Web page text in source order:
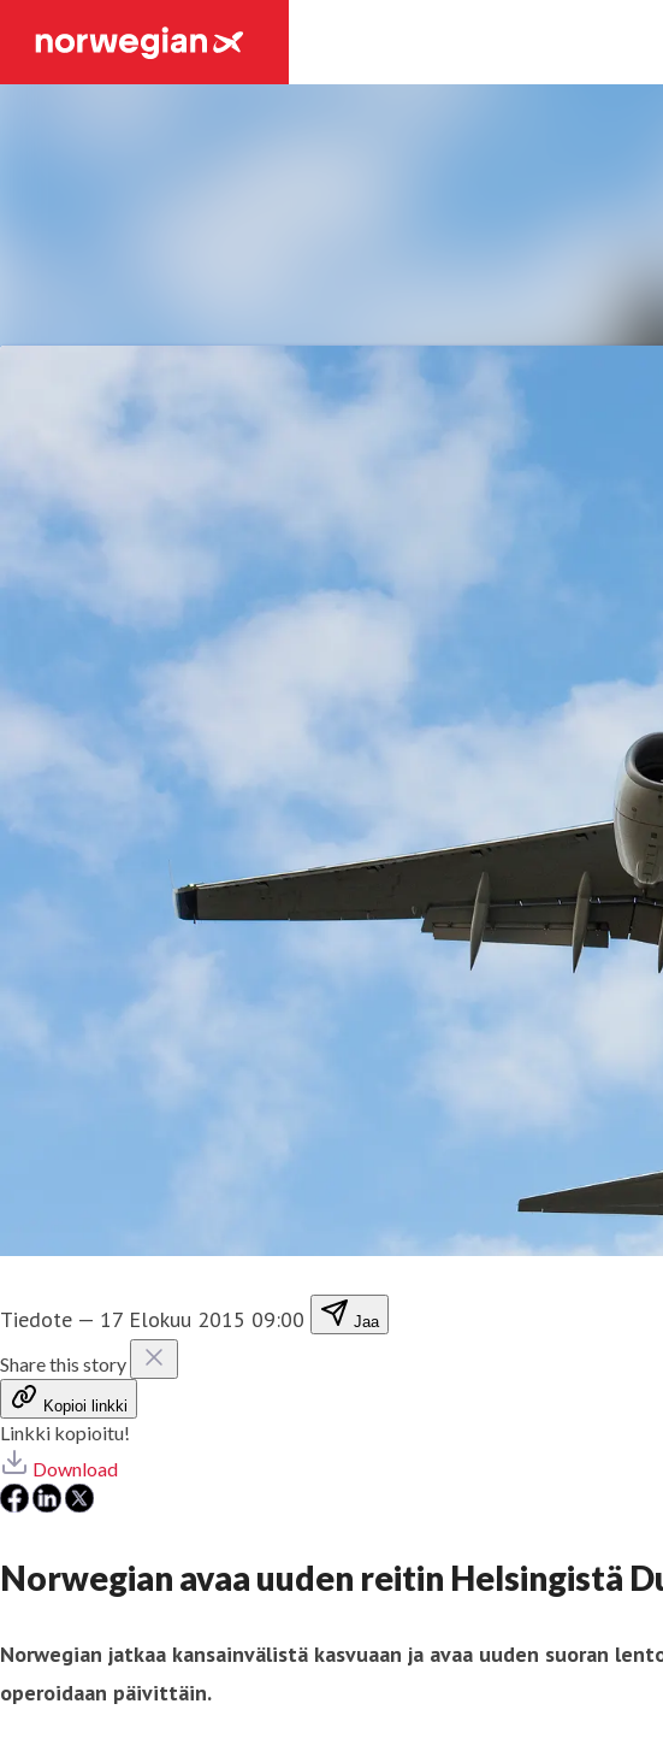
Tiedote — 17 Elokuu 2015 09:00 Jaa
Share this story
Kopioi linkki
Linkki kopioitu!
Download
Norwegian avaa uuden reitin Helsingistä
Norwegian jatkaa kansainvälistä kasvuaan ja avaa uuden suoran
operoidaan päivittäin.